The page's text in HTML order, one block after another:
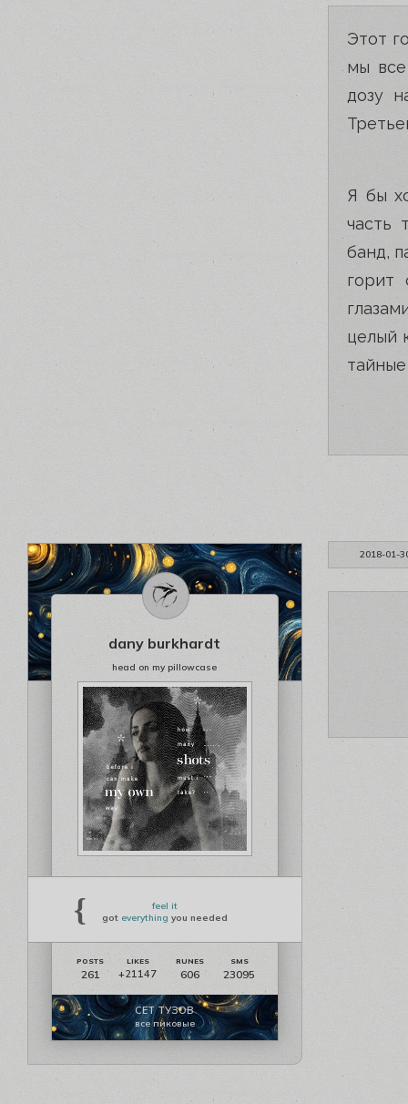
Этот
мы
дозу
Я бы
часть
банд,
горит
целый
2018-01-
dany burkhardt
head on my pillowcase
{
feel it
got everything you needed
261 +21147 606 23095
СЕТ ТУЗОВ
все пиковые